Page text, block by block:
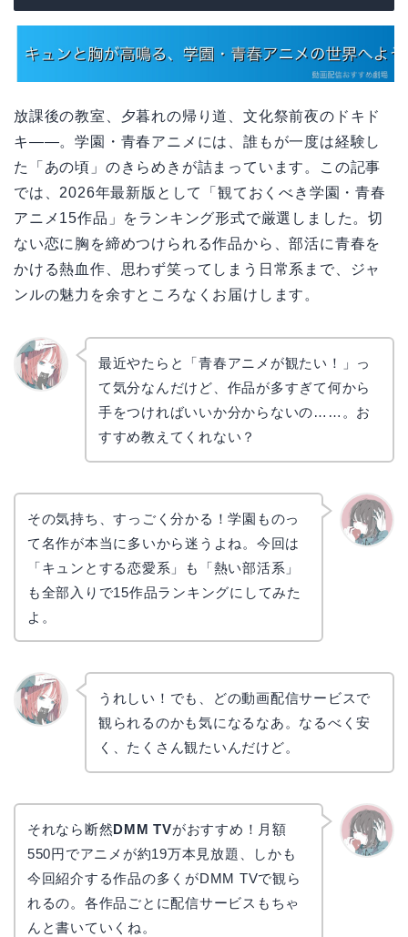
放課後の教室、夕暮れの帰り道、文化祭前夜のドキド
キ——。学園・青春アニメには、誰もが一度は経験し
た「あの頃」のきらめきが詰まっています。この記事
では、2026年最新版として「観ておくべき学園・青春
アニメ15作品」をランキング形式で厳選しました。切
ない恋に胸を締めつけられる作品から、部活に青春を
かける熱血作、思わず笑ってしまう日常系まで、ジャ
ンルの魅力を余すところなくお届けします。
最近やたらと「青春アニメが観たい！」っ
て気分なんだけど、作品が多すぎて何から
手をつければいいか分からないの……。お
すすめ教えてくれない？
その気持ち、すっごく分かる！学園ものっ
て名作が本当に多いから迷うよね。今回は
「キュンとする恋愛系」も「熱い部活系」
も全部入りで15作品ランキングにしてみた
よ。
うれしい！でも、どの動画配信サービスで
観られるのかも気になるなあ。なるべく安
く、たくさん観たいんだけど。
それなら断然DMM TVがおすすめ！月額
550円でアニメが約19万本見放題、しかも
今回紹介する作品の多くがDMM TVで観ら
れるの。各作品ごとに配信サービスもちゃ
んと書いていくね。